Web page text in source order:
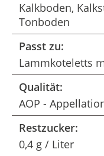
Kalkboden,
Tonboden
Passt zu:
Lammkoteletts
Qualität:
AOP -
Restzucker:
0,4 g / Liter